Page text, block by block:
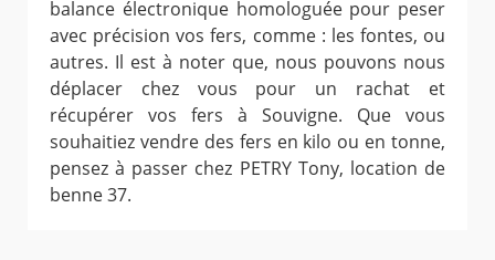
balance électronique homologuée pour peser
avec précision vos fers, comme : les fontes, ou
autres. Il est à noter que, nous pouvons nous
déplacer chez vous pour un rachat et
récupérer vos fers à Souvigne. Que vous
souhaitiez vendre des fers en kilo ou en tonne,
pensez à passer chez PETRY Tony, location de
benne 37.